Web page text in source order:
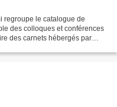
regroupe le catalogue de
des colloques et conférences
des carnets hébergés par